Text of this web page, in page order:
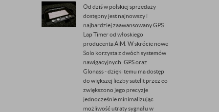
Od dziś w polskiej sprzedaży
dostępny jest najnowszy i
najbardziej zaawansowany GPS
Lap Timer od włoskiego
producenta AiM. W skrócie nowe
Solo korzysta z dwóch systemów
nawigacyjnych: GPS oraz
Glonass - dzięki temu ma dostęp
do większej liczby satelit przez co
zwiększono jego precyzje
jednocześnie minimalizując
możliwość utraty sygnału w